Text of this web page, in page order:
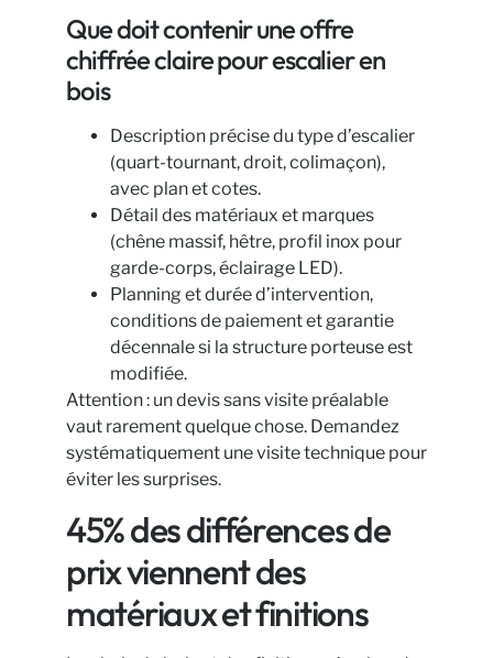
Que doit contenir une offre
chiffrée claire pour escalier en
bois
Description précise du type d’escalier
(quart-tournant, droit, colimaçon),
avec plan et cotes.
Détail des matériaux et marques
(chêne massif, hêtre, profil inox pour
garde-corps, éclairage LED).
Planning et durée d’intervention,
conditions de paiement et garantie
décennale si la structure porteuse est
modifiée.
Attention : un devis sans visite préalable
vaut rarement quelque chose. Demandez
systématiquement une visite technique pour
éviter les surprises.
45% des différences de
prix viennent des
matériaux et finitions